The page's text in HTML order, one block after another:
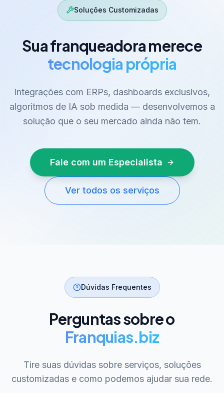
Soluções Customizadas
Sua franqueadora merece
tecnologia própria
Integrações com ERPs, dashboards exclusivos,
algoritmos de IA sob medida — desenvolvemos a
solução que o seu mercado ainda não tem.
Fale com um Especialista
Ver todos os serviços
Dúvidas Frequentes
Perguntas sobre o
Franquias.biz
Tire suas dúvidas sobre serviços, soluções
customizadas e como podemos ajudar sua rede.